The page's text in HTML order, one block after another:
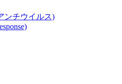
ンチウイルス)